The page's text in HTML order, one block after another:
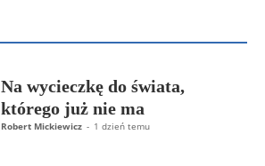
Na wycieczkę do świata,
którego już nie ma
Robert Mickiewicz - 1 dzień temu